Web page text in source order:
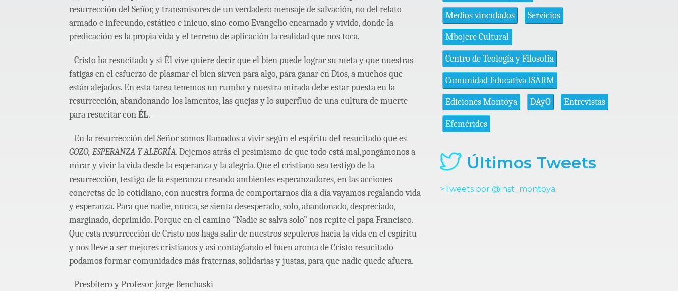
resurrección del Señor, y transmisores de un verdadero mensaje de salvación, no del relato
armado e infecundo, estático e inicuo, sino como Evangelio encarnado y vivido, donde la
predicación es la propia vida y el terreno de aplicación la realidad que nos toca.
Cristo ha resucitado y si Él vive quiere decir que el bien puede lograr su meta y que nuestras
fatigas en el esfuerzo de plasmar el bien sirven para algo, para ganar en Dios, a muchos que
están alejados. En esta tarea tenemos un rumbo y nuestra mirada debe estar puesta en la
resurrección, abandonando los lamentos, las quejas y lo superfluo de una cultura de muerte
para resucitar conÉL.
En la resurrección del Señor somos llamados a vivir según el espíritu del resucitado que es
GOZO, ESPERANZA Y ALEGRÍA. Dejemos atrás el pesimismo de que todo está mal,pongámonos a
mirar y vivir la vida desde la esperanza y la alegría. Que el cristiano sea testigo de la
resurrección, testigo de la esperanza creando ambientes esperanzadores, en las acciones
concretas de lo cotidiano, con nuestra forma de comportarnos día a día vayamos regalando vida
y esperanza. Para que nadie, nunca, se sienta desesperado, solo, abandonado, despreciado,
marginado, deprimido. Porque en el camino “Nadie se salva solo” nos repite el papa Francisco.
Que esta resurrección de Cristo nos haga salir de nuestros sepulcros hacia la vida en el espíritu
y nos lleve a ser mejores cristianos y así contagiando el buen aroma de Cristo resucitado
podamos formar comunidades más fraternas, solidarias y justas, para que nadie quede afuera.
Presbítero y Profesor Jorge Benchaski
Medios vinculados Servicios
Mbojere Cultural
Centro de Teología y Filosofía
Comunidad Educativa ISARM
Ediciones Montoya DAyO Entrevistas
Efemérides
Últimos Tweets
>Tweets por @inst_montoya